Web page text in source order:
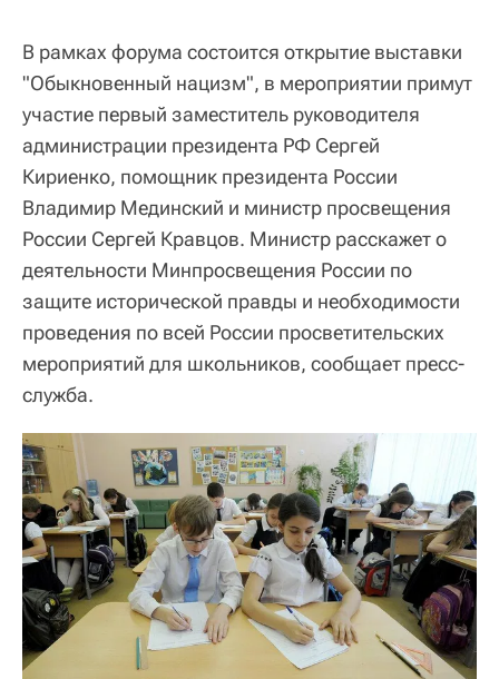
В рамках форума состоится открытие выставки
"Обыкновенный нацизм", в мероприятии примут
участие первый заместитель руководителя
администрации президента РФ Сергей
Кириенко, помощник президента России
Владимир Мединский и министр просвещения
России Сергей Кравцов. Министр расскажет о
деятельности Минпросвещения России по
защите исторической правды и необходимости
проведения по всей России просветительских
мероприятий для школьников, сообщает пресс-
служба.